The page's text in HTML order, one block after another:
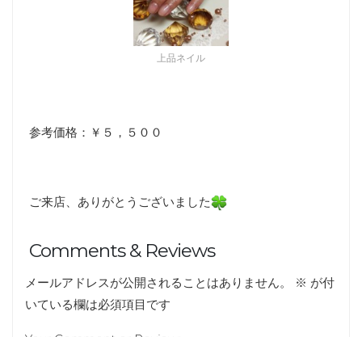
上品ネイル
参考価格：￥５，５００
ご来店、ありがとうございました
Comments & Reviews
メールアドレスが公開されることはありません。 ※ が付
いている欄は必須項目です